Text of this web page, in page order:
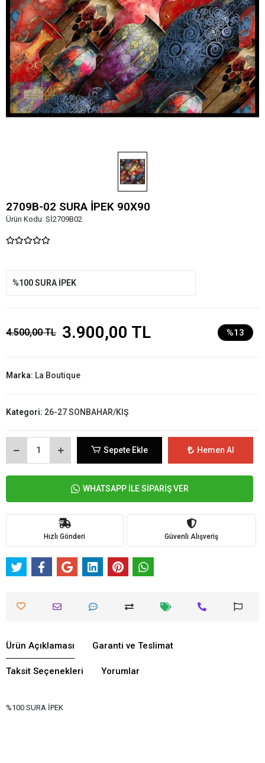
2709B-02 SURA İPEK 90X90
Ürün Kodu: Sİ2709B02
%100 SURA İPEK
4.500,00 TL 3.900,00 TL %13
Marka: La Boutique
Kategori: 26-27 SONBAHAR/KIŞ
Sepete Ekle Hemen Al
WHATSAPP İLE SİPARİŞ VER
Hızlı Gönderi Güvenli Alışveriş
Ürün Açıklaması Garanti ve Teslimat
Taksit Seçenekleri Yorumlar
%100 SURA İPEK